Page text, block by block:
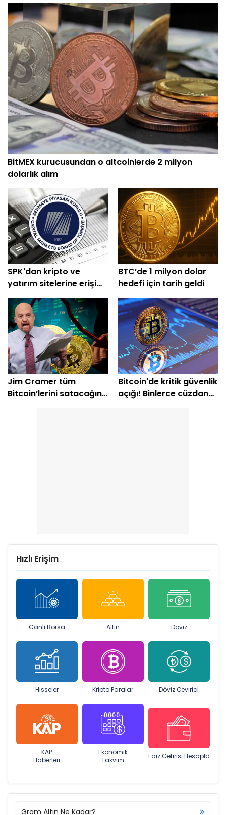
BitMEX kurucusundan o altcoinlerde 2 milyon
dolarlık alım
SPK'dan kripto ve
yatırım sitelerine erişim
engeli
BTC’de 1 milyon dolar
hedefi için tarih geldi
Jim Cramer tüm
Bitcoin’lerini satacağını
Bitcoin'de kritik güvenlik
açığı! Binlerce cüzdan
Hızlı Erişim
Canlı Borsa Altın Döviz
Hisseler Kripto Paralar Döviz Çevirici
KAP
Haberleri
Ekonomik
Takvim
Faiz Getirisi Hesapla
Gram Altın Ne Kadar?